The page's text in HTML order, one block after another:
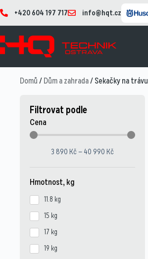
+420 604 197 717 info@hqt.cz
Domů/Dům a zahrada/ Sekačky na trávu
Filtrovat podle
Cena
3 890 Kč —40 990 Kč
Hmotnost, kg
11.8 kg
15 kg
17 kg
19 kg